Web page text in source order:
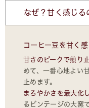
なぜ？甘く感じる
コーヒー豆を甘く
甘さのピークで煎り
めて、一番心地よい
止めます。
まろやかさを最大化
るビンテージの大窯